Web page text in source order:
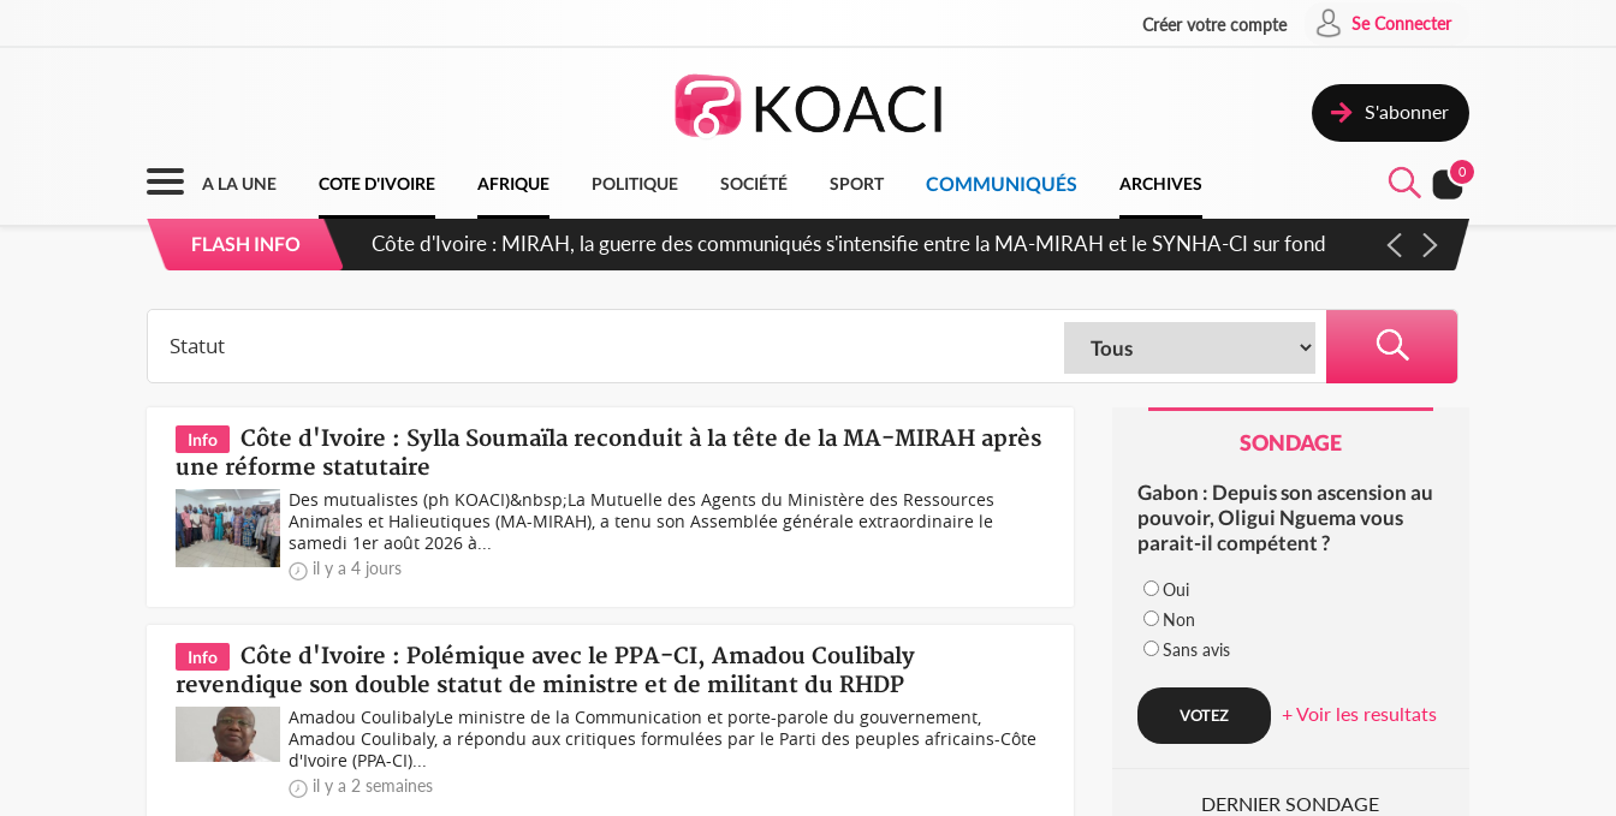
Créer votre compte Se Connecter
S'abonner
A LA UNE COTE D'IVOIRE AFRIQUE POLITIQUE SOCIÉTÉ SPORT COMMUNIQUÉS ARCHIVES
0
FLASH INFO Côte d'Ivoire : Indépendance 2026, Thiam plaide pour un environnement démocratique plus apaisé
Info
Côte d'Ivoire : Sylla Soumaïla reconduit à la tête de la MA-MIRAH après
une réforme statutaire
Des mutualistes (ph KOACI)&nbsp;La Mutuelle des Agents du Ministère des Ressources
Animales et Halieutiques (MA-MIRAH), a tenu son Assemblée générale extraordinaire le
samedi 1er août 2026 à...
il y a 4 jours
Info
Côte d'Ivoire : Polémique avec le PPA-CI, Amadou Coulibaly
revendique son double statut de ministre et de militant du RHDP
Amadou CoulibalyLe ministre de la Communication et porte-parole du gouvernement,
Amadou Coulibaly, a répondu aux critiques formulées par le Parti des peuples africains-Côte
d'Ivoire (PPA-CI)...
il y a 2 semaines
SONDAGE
Gabon : Depuis son ascension au
pouvoir, Oligui Nguema vous
parait-il compétent ?
Oui
Non
Sans avis
+ Voir les resultats
DERNIER SONDAGE